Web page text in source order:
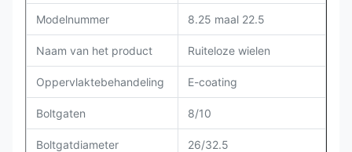
Modelnummer 8.25 maal 22.5
Naam van het product Ruiteloze wielen
Oppervlaktebehandeling E-coating
Boltgaten 8/10
Boltgatdiameter 26/32.5